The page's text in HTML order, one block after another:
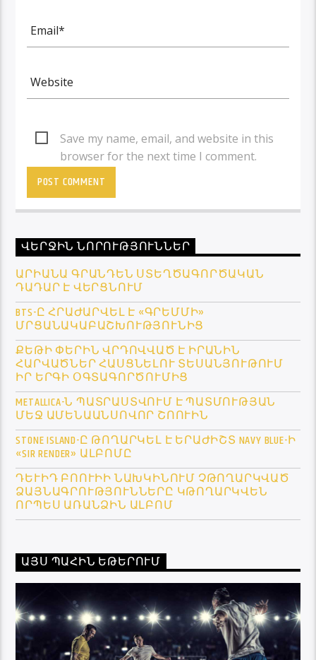
Save my name, email, and website in this
browser for the next time I comment.
ՎԵՐՋԻՆ ՆՈՐՈՒԹՅՈՒՆՆԵՐ
ԱՐԻԱՆԱ ԳՐԱՆԴԵՆ ՍՏԵՂԾԱԳՈՐԾԱԿԱՆ
ԴԱԴԱՐ Է ՎԵՐՑՆՈՒՄ
BTS-Ը ՀՐԱԺԱՐՎԵԼ Է «ԳՐԵՄՄԻ»
ՄՐՑԱՆԱԿԱԲԱՇԽՈՒԹՅՈՒՆԻՑ
ՔԵԹԻ ՓԵՐԻՆ ՎՐԴՈՎՎԱԾ Է ԻՐԱՆԻՆ
ՀԱՐՎԱԾՆԵՐ ՀԱՍՑՆԵԼՈՒ ՏԵՍԱՆՅՈՒԹՈՒՄ
ԻՐ ԵՐԳԻ ՕԳՏԱԳՈՐԾՈՒՄԻՑ
METALLICA-Ն ՊԱՏՐԱՍՏՎՈՒՄ Է ՊԱՏՄՈՒԹՅԱՆ
ՄԵՋ ԱՄԵՆԱԱՆՍՈՎՈՐ ՇՈՈՒԻՆ
STONE ISLAND-Ը ԹՈՂԱՐԿԵԼ Է ԵՐԱԺԻՇՏ NAVY BLUE-Ի
«SIR RENDER» ԱԼԲՈՄԸ
ԴԵՒԻԴ ԲՈՈՒԻԻ ՆԱԽԿԻՆՈՒՄ ՉԹՈՂԱՐԿՎԱԾ Ձ
ԱՅՆԱԳՐՈՒԹՅՈՒՆՆԵՐԸ ԿԹՈՂԱՐԿՎԵՆ Ո
ՐՊԵՍ ԱՌԱՆՁԻՆ ԱԼԲՈՄ
ԱՅՍ ՊԱՀԻՆ ԵԹԵՐՈՒՄ